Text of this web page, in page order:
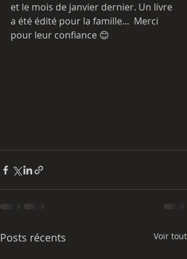
et le mois de janvier dernier. Un livre
a été édité pour la famille...  Merci
pour leur confiance 😊
Posts récents Voir tout